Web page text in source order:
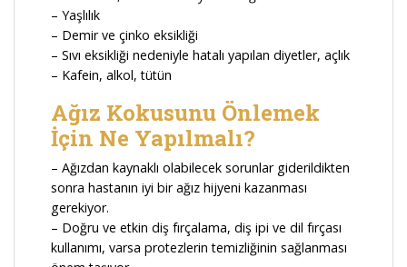
– Yaşlılık
– Demir ve çinko eksikliği
– Sıvı eksikliği nedeniyle hatalı yapılan diyetler, açlık
– Kafein, alkol, tütün
Ağız Kokusunu Önlemek
İçin Ne Yapılmalı?
– Ağızdan kaynaklı olabilecek sorunlar giderildikten
sonra hastanın iyi bir ağız hijyeni kazanması
gerekiyor.
– Doğru ve etkin diş fırçalama, diş ipi ve dil fırçası
kullanımı, varsa protezlerin temizliğinin sağlanması